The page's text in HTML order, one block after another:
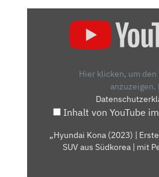
Hier klicken, um den
anzuzeigen.
Inhalt von YouTube
„Hyundai Kona (2023) |
SUV aus Südkorea | mit